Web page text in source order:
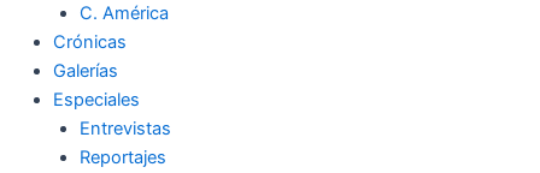
C. América
Crónicas
Galerías
Especiales
Entrevistas
Reportajes